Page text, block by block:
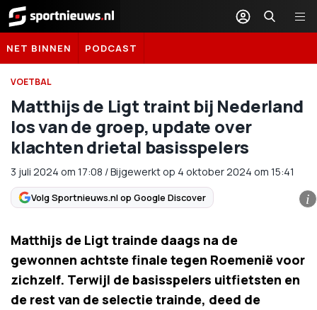
Sportnieuws.nl
NET BINNEN PODCAST
VOETBAL
Matthijs de Ligt traint bij Nederland
los van de groep, update over
klachten drietal basisspelers
3 juli 2024 om 17:08 /Bijgewerkt op 4 oktober 2024 om 15:41
Volg Sportnieuws.nl op Google Discover i
Matthijs de Ligt trainde daags na de
gewonnen achtste finale tegen Roemenië voor
zichzelf. Terwijl de basisspelers uitfietsten en
de rest van de selectie trainde, deed de